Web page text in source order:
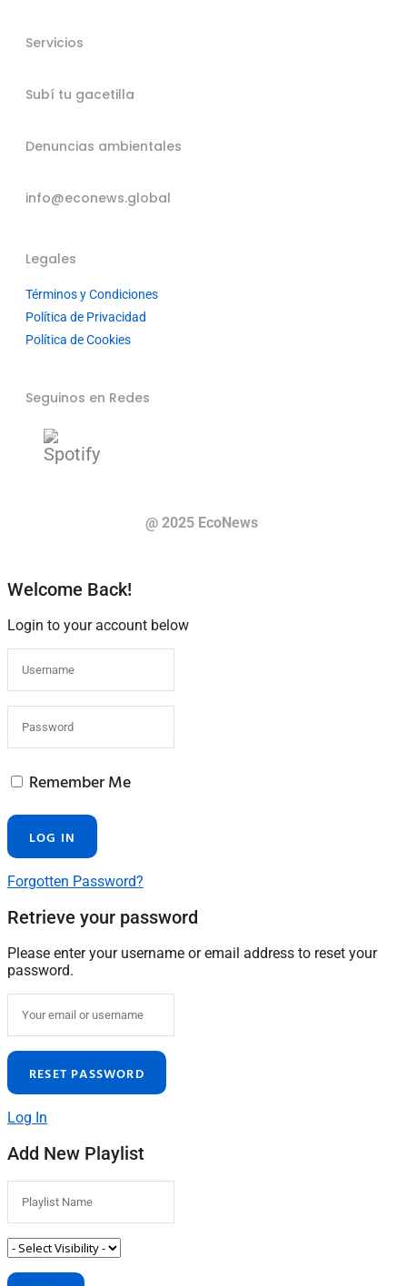
Servicios
Subí tu gacetilla
Denuncias ambientales
info@econews.global
Legales
Términos y Condiciones
Política de Privacidad
Política de Cookies
Seguinos en Redes
@ 2025 EcoNews
Welcome Back!
Login to your account below
Remember Me
Forgotten Password?
Retrieve your password
Please enter your username or email address to reset your
password.
Log In
Add New Playlist